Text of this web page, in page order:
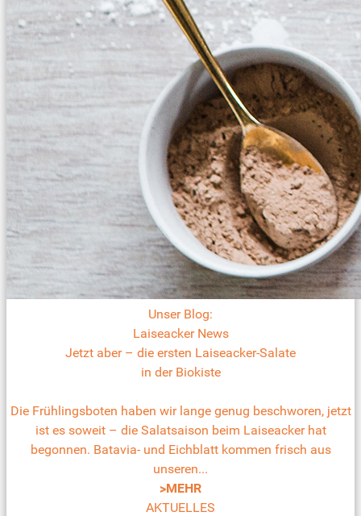
Unser Blog:
Laiseacker News
Jetzt aber – die ersten Laiseacker-Salate
in der Biokiste
Die Frühlingsboten haben wir lange genug beschworen, jetzt
ist es soweit – die Salatsaison beim Laiseacker hat
begonnen. Batavia- und Eichblatt kommen frisch aus
unseren...
>MEHR
AKTUELLES